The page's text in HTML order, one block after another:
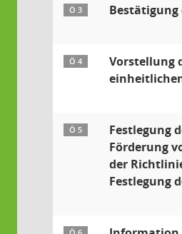
Ö 3 Bestätigung
Ö 4
Vorstellung
Ö 5
Festlegung
Förderung
der
Festlegung